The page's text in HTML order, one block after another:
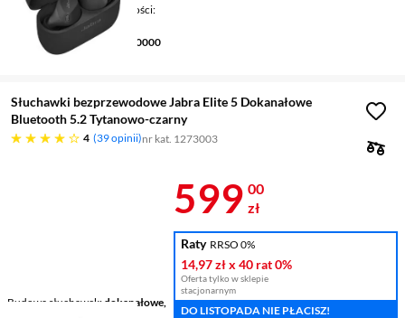
Mikrofon / Regulacja głośności
tak / tak
Pasmo przenoszenia
20 - 20000
Słuchawki bezprzewodowe Jabra Elite 5 Dokanałowe
Bluetooth 5.2 Tytanowo-czarny
4
cztery gwiazdki 39 opinii nr kat. 1273003
Budowa słuchawek dokanałowe,
Cena 599 zł
599 00
zł
Raty RRSO 0%
14,97 złx 40 rat0%
Oferta tylko w sklepie
stacjonarnym
DO LISTOPADA NIE PŁACISZ!